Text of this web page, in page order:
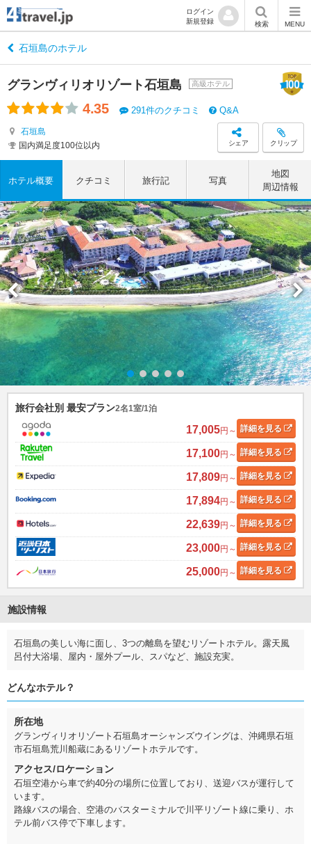
ログイン
新規登録
検索 MENU
石垣島のホテル
グランヴィリオリゾート石垣島 高級ホテル
4.35 291件のクチコミ Q&A
石垣島
国内満足度100位以内
シェア クリップ
ホテル概要 クチコミ 旅行記 写真
地図
周辺情報
旅行会社別 最安プラン2名1室/1泊
17,005円～ 詳細を見る
17,100円～ 詳細を見る
17,809円～ 詳細を見る
17,894円～ 詳細を見る
22,639円～ 詳細を見る
23,000円～ 詳細を見る
25,000円～ 詳細を見る
施設情報
石垣島の美しい海に面し、3つの離島を望むリゾートホテル。露天風
呂付大浴場、屋内・屋外プール、スパなど、施設充実。
どんなホテル？
所在地
グランヴィリオリゾート石垣島オーシャンズウイングは、沖縄県石垣
市石垣島荒川船蔵にあるリゾートホテルです。
アクセス/ロケーション
石垣空港から車で約40分の場所に位置しており、送迎バスが運行して
います。
路線バスの場合、空港のバスターミナルで川平リゾート線に乗り、ホ
テル前バス停で下車します。